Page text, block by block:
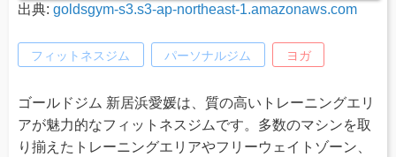
出典: goldsgym-s3.s3-ap-northeast-1.amazonaws.com
フィットネスジム パーソナルジム ヨガ
ゴールドジム 新居浜愛媛は、質の高いトレーニングエリ
アが魅力的なフィットネスジムです。多数のマシンを取
り揃えたトレーニングエリアやフリーウェイトゾーン、